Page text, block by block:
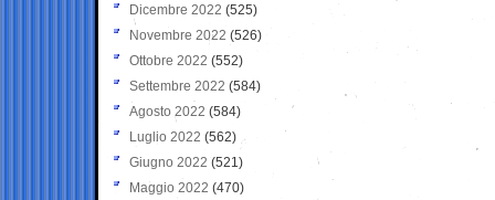
Dicembre 2022 (525)
Novembre 2022 (526)
Ottobre 2022 (552)
Settembre 2022 (584)
Agosto 2022 (584)
Luglio 2022 (562)
Giugno 2022 (521)
Maggio 2022 (470)